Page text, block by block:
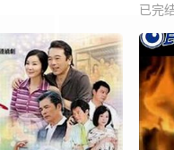
已完